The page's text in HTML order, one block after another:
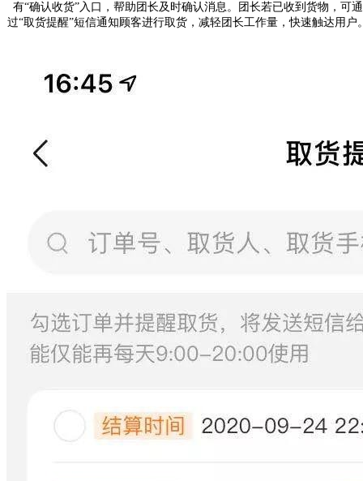
有“确认收货”入口 ，帮助团长及时确认消息。团长若已收到货物，可通
过“取货提醒”短信通知 顾客进行取货，减轻团长工作量，快速触达用户